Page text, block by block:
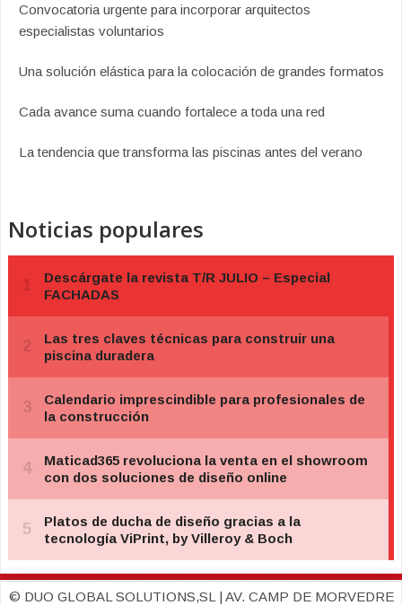
Convocatoria urgente para incorporar arquitectos
especialistas voluntarios
Una solución elástica para la colocación de grandes formatos
Cada avance suma cuando fortalece a toda una red
La tendencia que transforma las piscinas antes del verano
Noticias populares
© DUO GLOBAL SOLUTIONS,SL | AV. CAMP DE MORVEDRE